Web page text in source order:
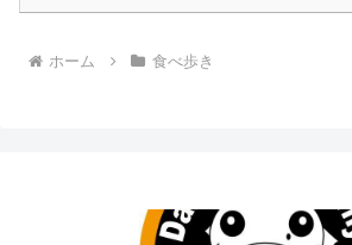
ホーム 食べ歩き